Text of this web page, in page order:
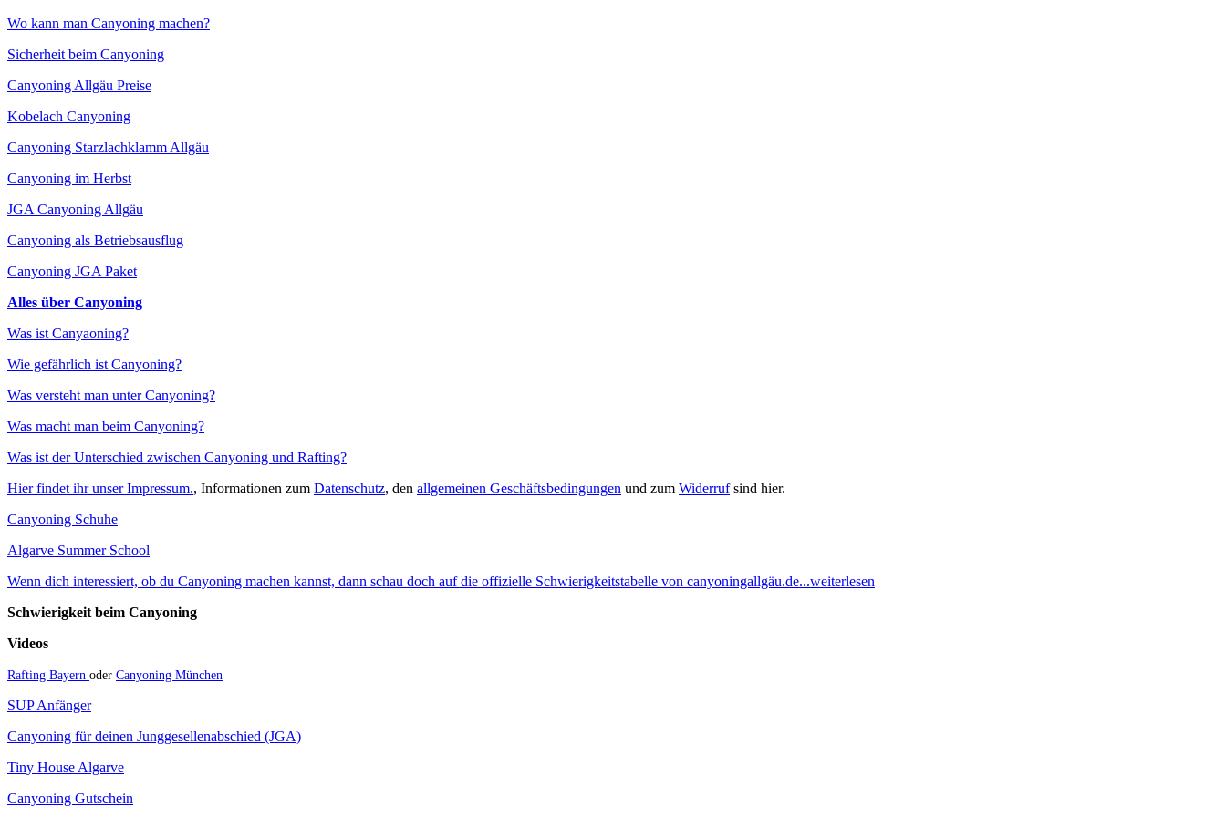
Wo kann man Canyoning machen?
Sicherheit beim Canyoning
Canyoning Allgäu Preise
Kobelach Canyoning
Canyoning Starzlachklamm Allgäu
Canyoning im Herbst
JGA Canyoning Allgäu
Canyoning als Betriebsausflug
Canyoning JGA Paket
Alles über Canyoning
Was ist Canyaoning?
Wie gefährlich ist Canyoning?
Was versteht man unter Canyoning?
Was macht man beim Canyoning?
Was ist der Unterschied zwischen Canyoning und Rafting?
Hier findet ihr unser Impressum., Informationen zum Datenschutz, den allgemeinen Geschäftsbedingungen und zum Widerrufsind hier.
Canyoning Schuhe
Algarve Summer School
Wenn dich interessiert, ob du Canyoning machen kannst, dann schau doch auf die offizielle Schwierigkeitstabelle von canyoningallgäu.de...weiterlesen
Schwierigkeit beim Canyoning
Videos
Rafting Bayern oder Canyoning München
SUP Anfänger
Canyoning für deinen Junggesellenabschied (JGA)
Tiny House Algarve
Canyoning Gutschein